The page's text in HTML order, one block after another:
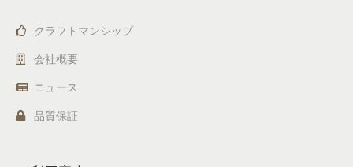
クラフトマンシップ
会社概要
ニュース
品質保証